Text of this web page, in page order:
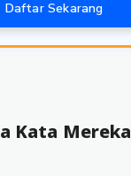
Daftar Sekarang
Kata Mereka